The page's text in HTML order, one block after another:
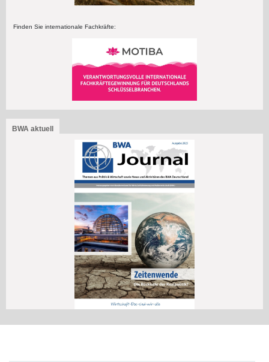
Finden Sie internationale Fachkräfte:
BWA aktuell